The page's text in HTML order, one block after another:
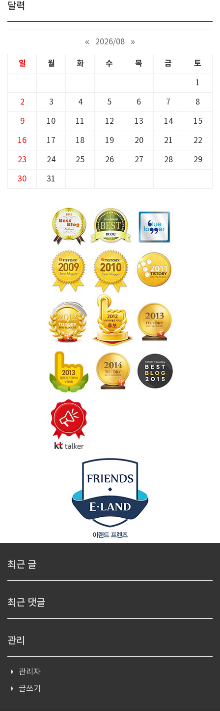
달력
« 2026/08 »
일 월 화 수 목 금 토
1
2 3 4 5 6 7 8
9 10 11 12 13 14 15
16 17 18 19 20 21 22
23 24 25 26 27 28 29
30 31
최근 글
최근 댓글
관리
관리자
글쓰기